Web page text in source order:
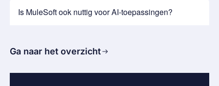
Is MuleSoft ook nuttig voor AI-toepassingen?
Ga naar het overzicht